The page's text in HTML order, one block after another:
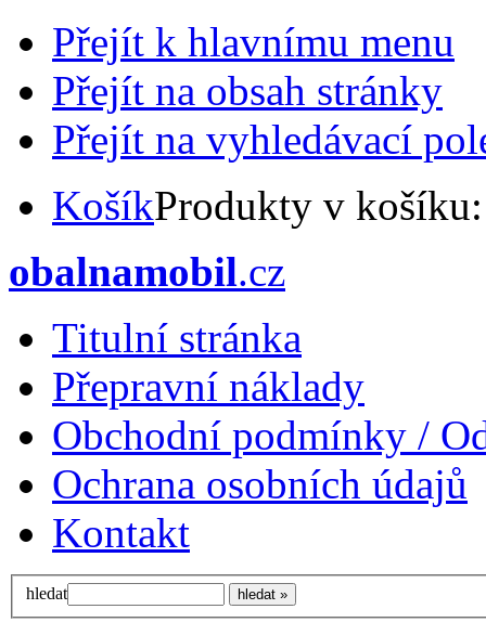
Přejít k hlavnímu menu
Přejít na obsah stránky
Přejít na vyhledávací
KošíkProdukty v
obalnamobil.cz
Titulní stránka
Přepravní náklady
Obchodní podmínky /
Ochrana osobních údajů
Kontakt
hledat